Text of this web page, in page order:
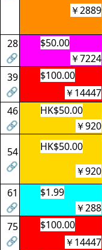
￥2889
28
🔗
$50.00
￥7224
39
🔗
$100.00
￥14447
46
🔗
HK$50.00
￥920
54
🔗
HK$50.00
￥920
61
🔗
$1.99
￥288
75
🔗
$100.00
￥14447